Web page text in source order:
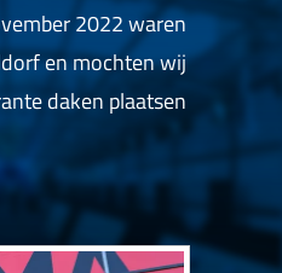
2022 waren
en mochten wij
daken plaatsen